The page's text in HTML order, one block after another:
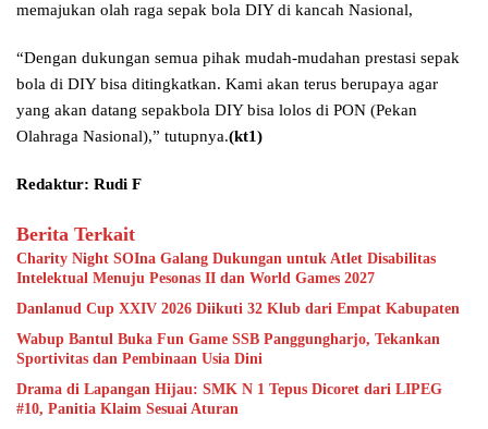
memajukan olah raga sepak bola DIY di kancah Nasional,
“Dengan dukungan semua pihak mudah-mudahan prestasi sepak
bola di DIY bisa ditingkatkan. Kami akan terus berupaya agar
yang akan datang sepakbola DIY bisa lolos di PON (Pekan
Olahraga Nasional),” tutupnya.(kt1)
Redaktur: Rudi F
Berita Terkait
Charity Night SOIna Galang Dukungan untuk Atlet Disabilitas
Intelektual Menuju Pesonas II dan World Games 2027
Danlanud Cup XXIV 2026 Diikuti 32 Klub dari Empat Kabupaten
Wabup Bantul Buka Fun Game SSB Panggungharjo, Tekankan
Sportivitas dan Pembinaan Usia Dini
Drama di Lapangan Hijau: SMK N 1 Tepus Dicoret dari LIPEG
#10, Panitia Klaim Sesuai Aturan